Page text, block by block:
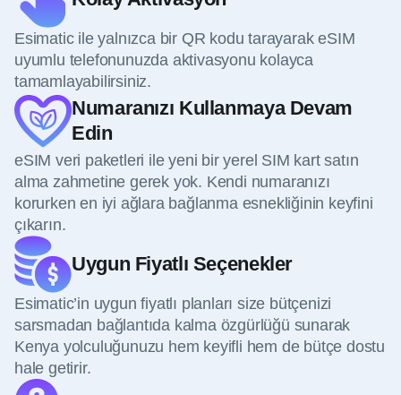
Esimatic ile yalnızca bir QR kodu tarayarak eSIM
uyumlu telefonunuzda aktivasyonu kolayca
tamamlayabilirsiniz.
Numaranızı Kullanmaya Devam
Edin
eSIM veri paketleri ile yeni bir yerel SIM kart satın
alma zahmetine gerek yok. Kendi numaranızı
korurken en iyi ağlara bağlanma esnekliğinin keyfini
çıkarın.
Uygun Fiyatlı Seçenekler
Esimatic’in uygun fiyatlı planları size bütçenizi
sarsmadan bağlantıda kalma özgürlüğü sunarak
Kenya yolculuğunuzu hem keyifli hem de bütçe dostu
hale getirir.